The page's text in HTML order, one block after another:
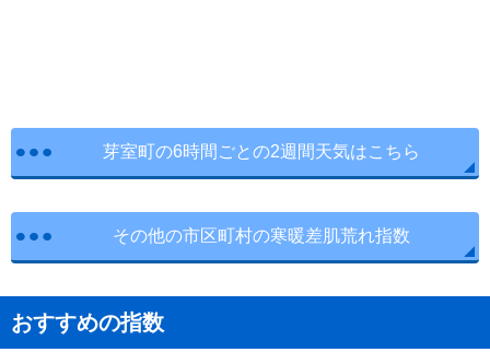
芽室町の6時間ごとの2週間天気はこちら
その他の市区町村の寒暖差肌荒れ指数
おすすめの指数